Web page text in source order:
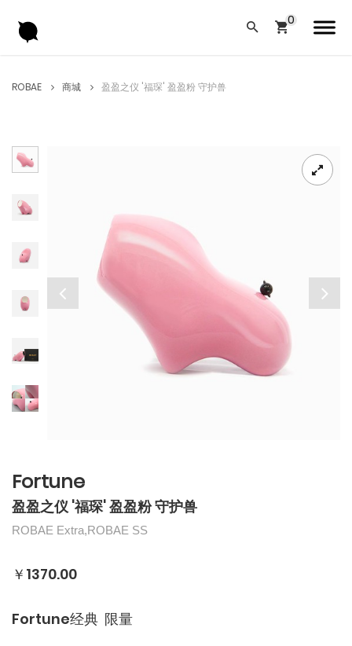
ROBAE 商城 盈盈之仪 '福琛' 盈盈粉 守护兽
Fortune
盈盈之仪 '福琛' 盈盈粉 守护兽
ROBAE Extra,ROBAE SS
￥1370.00
Fortune经典 限量